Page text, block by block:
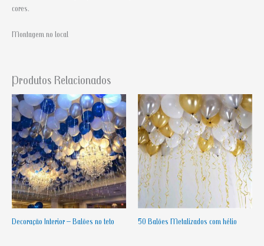
cores.
Montagem no local
Produtos Relacionados
Decoração Interior – Balões no teto 50 Balões Metalizados com hélio